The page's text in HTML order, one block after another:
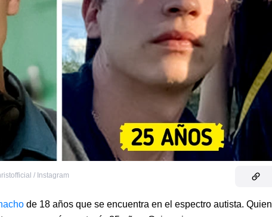
/ Instagram
de 18 años que se encuentra en el espectro autista. Quien